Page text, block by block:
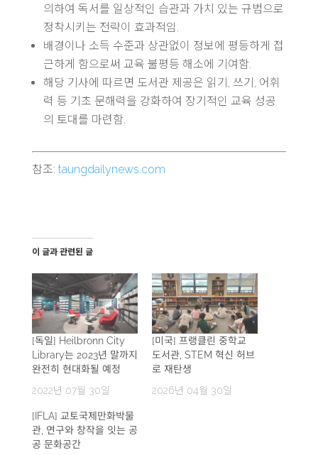
의하여 독서를 일상적인 습관과 가치 있는 규범으로
정착시키는 전략이 효과적임.
배경이나 소득 수준과 상관없이 정보에 평등하게 접
근하게 함으로써 교육 불평등 해소에 기여함.
해당 기사에 따르면 도서관 제공은 읽기, 쓰기, 어휘
력 등 기초 문해력을 강화하여 장기적인 교육 성공
의 토대를 마련함.
참조: taungdailynews.com
이 글과 관련된 글
[독일] Heilbronn City
Library는 2023년 말까지
완전히 현대화될 예정
2022년 07월 30일
[미국] 프랭클린 중학교
도서관, STEM 혁신 허브
로 재탄생
2026년 04월 30일
[IFLA] 교토국제만화박물
관, 연구와 창작을 잇는 공
공 문화공간